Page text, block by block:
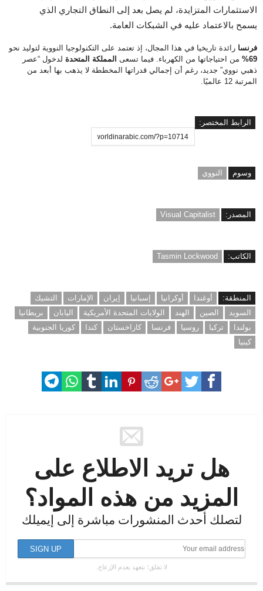
الاستثمارات المتزايدة، لم يصل بعد إلى النطاق التجاري الذي
يسمح بالاعتماد عليه في الشبكات العامة.
فرنسا رائدة تاريخيا في هذا المجال، إذ تعتمد على التكنولوجيا النووية لتوليد نحو
69%
من احتياجاتها من الكهرباء. فيما تسعى المملكة المتحدة لدخول “عصر
ذهبي نووي” جديد، رغم أن إجمالي قدراتها المخططة لا يذهب بها أبعد من
المرتبة 12 عالميًا.
الرابط المختصر:
وسوم النووي
المصدر: Visual Capitalist
الكاتب: Tasmin Lockwood
المنطقة: أوغندا أوكرانيا إسبانيا إيران الإمارات
التشيك
السويد
الصين الهند الولايات المتحدة الأمريكية اليابان
بريطانيا
بولندا
تركيا روسيا فرنسا كازاخستان كندا
كوريا الجنوبية
كينيا
هل تريد الاطلاع على
المزيد من هذه المواد؟
لتصلك أحدث المنشورات مباشرة إلى إيميلك
لا تقلق؛ نتعهد بعدم الإزعاج.